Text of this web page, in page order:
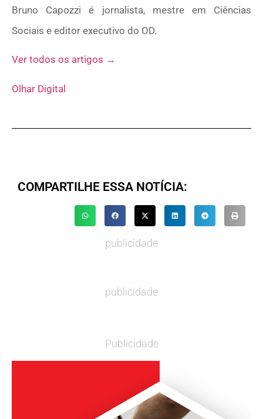
Bruno Capozzi é jornalista, mestre em Ciências
Sociais e editor executivo do OD.
Ver todos os artigos →
Olhar Digital
COMPARTILHE ESSA NOTÍCIA:
publicidade
publicidade
Publicidade